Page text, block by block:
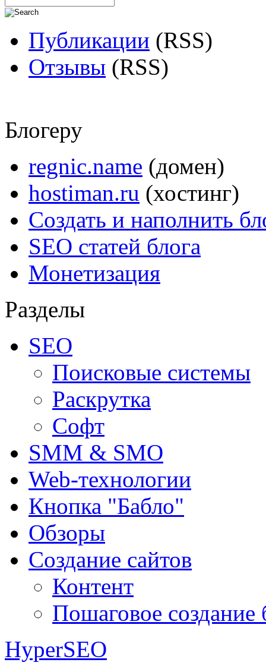
Публикации (RSS)
Отзывы (RSS)
Блогеру
regnic.name (домен)
hostiman.ru (хостинг)
Создать и наполнить
SEO статей блога
Монетизация
Разделы
SEO
Поисковые системы
Раскрутка
Софт
SMM & SMO
Web-технологии
Кнопка "Бабло"
Обзоры
Создание сайтов
Контент
Пошаговое создание
HyperSEO